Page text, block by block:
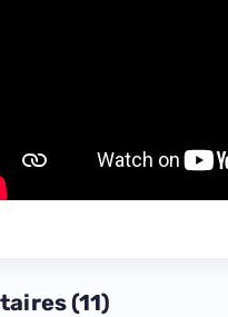
(11)